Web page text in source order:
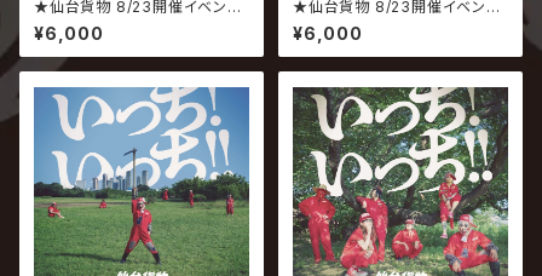
★仙台貨物 8/23開催イベント
専用商品★ 2026.08.05 仙台
貨物 / いっち! いっち!! 【6ショッ
ト撮影会参加権付】
¥6,000
★仙台貨物 8/23開催イベント
専用商品★ 2026.08.05 仙台
貨物 / いっち! いっち!! 【サイン
会参加権付】
¥6,000